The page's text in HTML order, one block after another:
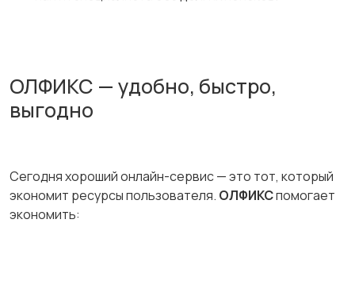
ОЛФИКС — удобно, быстро,
выгодно
Сегодня хороший онлайн-сервис — это тот, который
экономит ресурсы пользователя. ОЛФИКСпомогает
экономить: